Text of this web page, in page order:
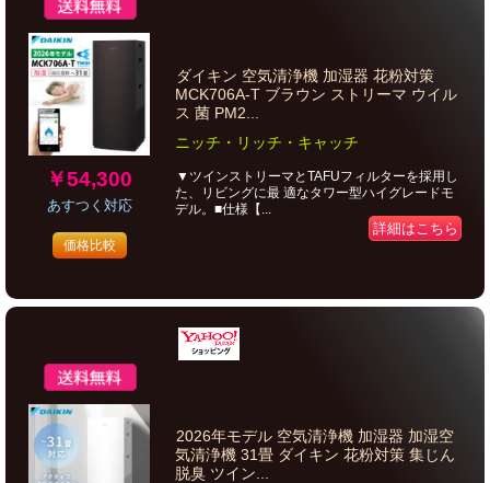
￥54,300
あすつく対応
価格比較
ダイキン 空気清浄機 加湿器 花粉対策
MCK706A-T ブラウン ストリーマ ウイル
ス 菌 PM2...
ニッチ・リッチ・キャッチ
▼ツインストリーマとTAFUフィルターを採用し
た、リビングに最 適なタワー型ハイグレードモ
デル。■仕様【...
詳細はこちら
2026年モデル 空気清浄機 加湿器 加湿空
気清浄機 31畳 ダイキン 花粉対策 集じん
脱臭 ツイン...